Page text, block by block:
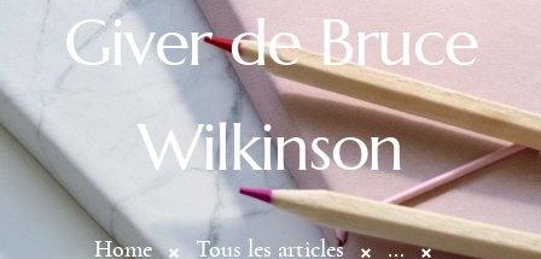
Giver de Bruce
Wilkinson
Home Tous les articles
...